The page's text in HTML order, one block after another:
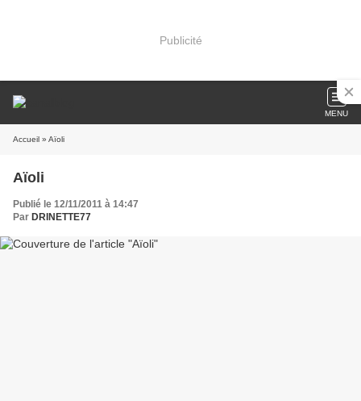
Publicité
MENU
Accueil » Aïoli
Aïoli
Publié le 12/11/2011 à 14:47
Par DRINETTE77